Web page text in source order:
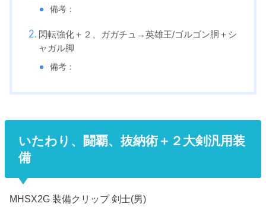
備考：
閃転強化＋２、ガガチュ→英雄王/ゴルゴン胴＋シ
ャガル脚
備考：
いたわり、闘覇、抜納術＋２大剣汎用装
備
MHSX2G 装備クリップ 剣士(男)